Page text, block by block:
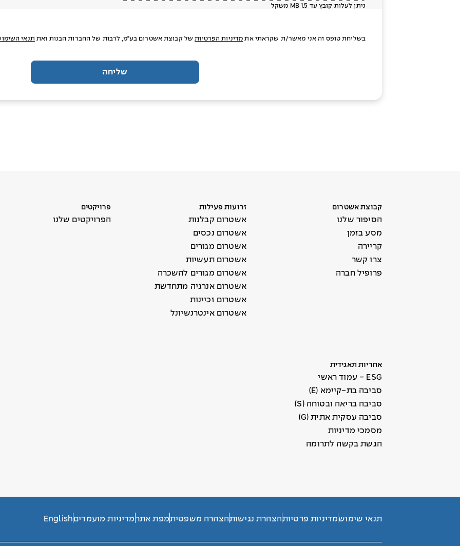
ניתן לעלות קובץ עד MB 1.5 משקל
בשליחת טופס זה אני מאשר/ת שקראתי את מדיניות הפרטיותשל קבוצת אשטרום בע"מ, לרבות של החברות הבנות ואת תנאי
שליחה
קבוצת אשטרום
הסיפור שלנו
מסע בזמן
קריירה
צרו קשר
פרופיל חברה
זרועות פעילות
אשטרום קבלנות
אשטרום נכסים
אשטרום מגורים
אשטרום תעשיות
אשטרום מגורים להשכרה
אשטרום אנרגיה מתחדשת
אשטרום זכיינות
אשטרום אינטרנשיונל
פרויקטים
הפרויקטים שלנו
אחריות תאגידית
ESG - עמוד ראשי
סביבה בת-קיימא (E)
סביבה בריאה ובטוחה (S)
סביבה עסקית אתית (G)
מסמכי מדיניות
הגשת בקשה לתרומה
תנאי שימושמדיניות פרטיותהצהרת נגישותהצהרה משפטיתמפת אתר מדיניות מועמדים English